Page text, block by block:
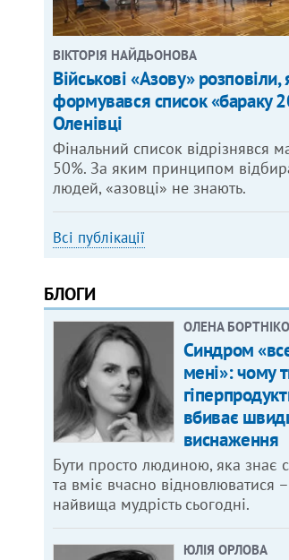
ВІКТОРІЯ НАЙДЬОНОВА
Військові «Азову» розповіли,
формувався список «бараку
Оленівці
Фінальний список відрізнявся
50%. За яким принципом
людей, «азовці» не знають.
Всі публікації
БЛОГИ
ОЛЕНА
Синдром
мені»: чому
вбиває
виснаження
Бути просто людиною, яка знає
та вміє вчасно відновлюватися
найвища мудрість сьогодні.
ЮЛІЯ ОРЛОВА